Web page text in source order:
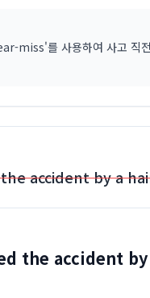
miss'를 사용하여 사고 직
accident by a
the accident